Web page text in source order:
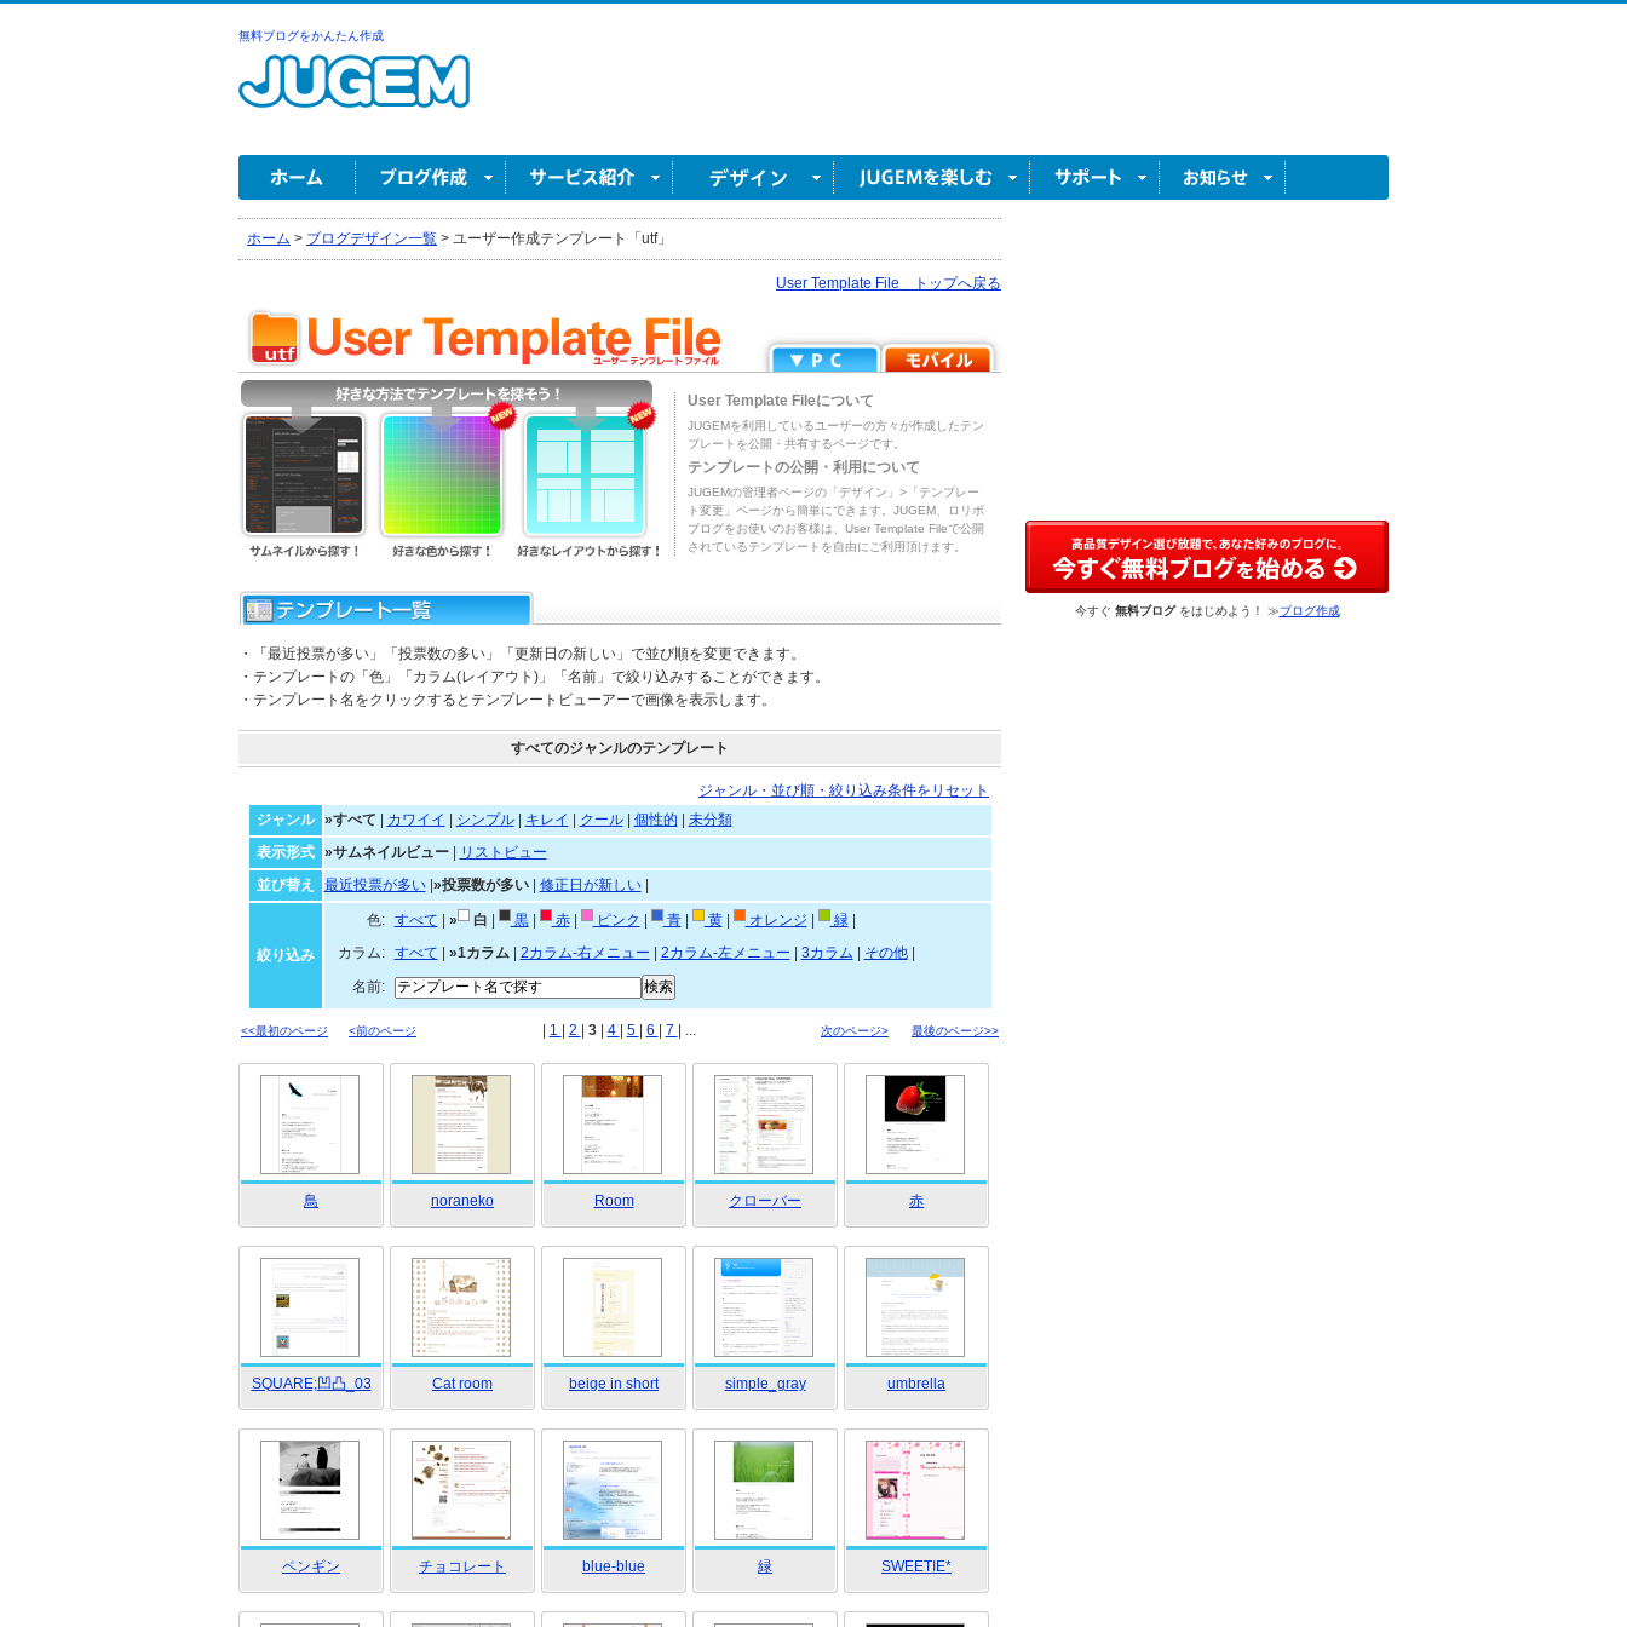
無料ブログをかんたん作成
ホーム > ブログデザイン一覧 > ユーザー作成テンプレート「utf」
User Template File トップへ戻る
User Template Fileについて
JUGEMを利用しているユーザーの方々が作成したテン
プレートを公開・共有するページです。
テンプレートの公開・利用について
JUGEMの管理者ページの「デザイン」>「テンプレー
ト変更」ページから簡単にできます。JUGEM、ロリポ
ブログをお使いのお客様は、User Template Fileで公開
されているテンプレートを自由にご利用頂けます。
・「最近投票が多い」「投票数の多い」「更新日の新しい」で並び順を変更できます。
・テンプレートの「色」「カラム(レイアウト)」「名前」で絞り込みすることができます。
・テンプレート名をクリックするとテンプレートビューアーで画像を表示します。
すべてのジャンルのテンプレート
ジャンル・並び順・絞り込み条件をリセット
ジャンル
»すべて カワイイ シンプル| キレイ クール| 個性的
未分類
表示形式
»サムネイルビュー|
リストビュー
並び替え
最近投票が多い| »投票数が多い| 修正日が新しい|
絞り込み
色: すべて » 白 黒| 赤| ピンク 青| 黄| オレンジ 緑|
カラム:
すべて »1カラム| 2カラム-右メニュー 2カラム-左メニュー 3カラム その他|
名前:
<<最初のページ <前のページ 1 2 3 4 5 6 7 | ... 次のページ> 最後のページ>>
鳥 noraneko Room クローバー 赤
SQUARE;凹凸_03 Cat room beige in short simple_gray umbrella
ペンギン チョコレート blue-blue 緑 SWEETIE*
今すぐ 無料ブログをはじめよう！ ≫ブログ作成